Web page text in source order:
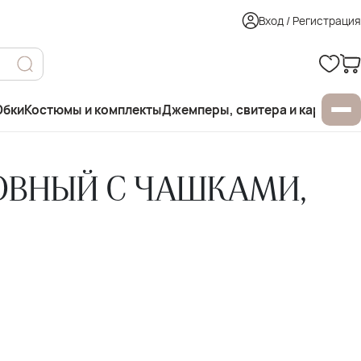
Вход / Регистрация
Костюмы и комплектыДжемперы, свитера и
С ЧАШКАМИ,